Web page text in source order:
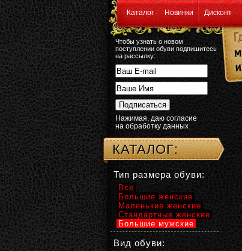
Каталог Новинки Дисконт
Чтобы узнать о новом
поступлении обуви подпишитесь
на рассылку:
Нажимая, даю согласие
на обработку данных
КАТАЛОГ:
Тип размера обуви:
Все
Большие женские
Маленькие женские
Стандартные женские
Большие мужские
Вид обуви: